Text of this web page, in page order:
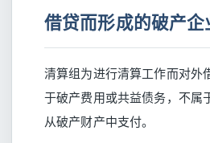
借贷而形成的破产
清算组为进行清算工作而对外
于破产费用或共益债务，不属
从破产财产中支付。